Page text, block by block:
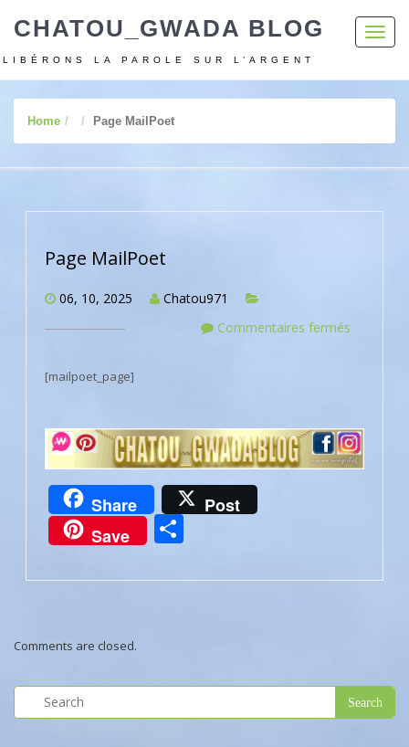
CHATOU_GWADA BLOG
LIBÉRONS LA PAROLE SUR L’ARGENT
Home Page MailPoet
Page MailPoet
06, 10, 2025
Chatou971
Commentaires fermés
[mailpoet_page]
Share
Post
Save
Comments are closed.